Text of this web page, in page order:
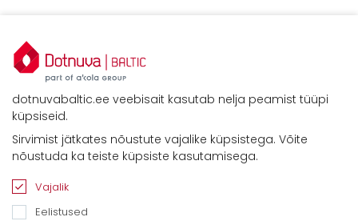
Kontaktid
Savimäe 7, Vahi 60534, Tartu vald
Tel. 6612800
E-mail:
dotnuvabaltic.ee veebisait kasutab nelja peamist tüüpi
küpsiseid.
Sirvimist jätkates nõustute vajalike küpsistega. Võite
nõustuda ka teiste küpsiste kasutamisega.
Vajalik
Eelistused